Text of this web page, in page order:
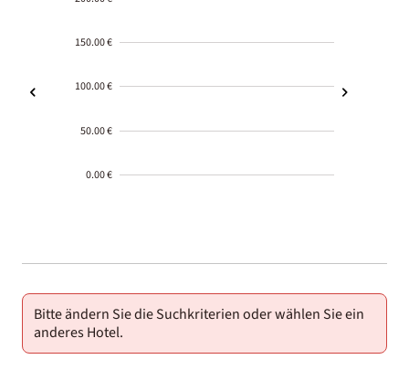
150.00 €
100.00 €
50.00 €
0.00 €
01-02
Bitte ändern Sie die Suchkriterien oder wählen Sie ein
anderes Hotel.